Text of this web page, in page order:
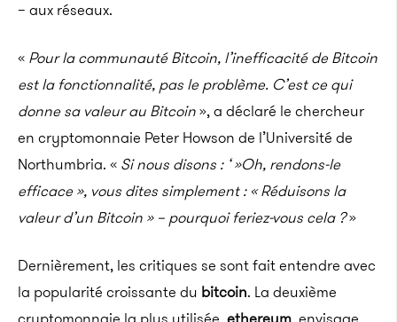
– aux réseaux.
« Pour la communauté Bitcoin, l’inefficacité de Bitcoin
est la fonctionnalité, pas le problème. C’est ce qui
donne sa valeur au Bitcoin», a déclaré le chercheur
en cryptomonnaie Peter Howson de l’Université de
Northumbria. « Si nous disons : ‘ »Oh, rendons-le
efficace », vous dites simplement : « Réduisons la
valeur d’un Bitcoin » – pourquoi feriez-vous cela ?»
Dernièrement, les critiques se sont fait entendre avec
la popularité croissante du bitcoin. La deuxième